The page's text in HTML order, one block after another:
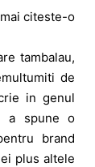
citeste-o
tambalau,
de
in genul
a spune o
brand
plus altele